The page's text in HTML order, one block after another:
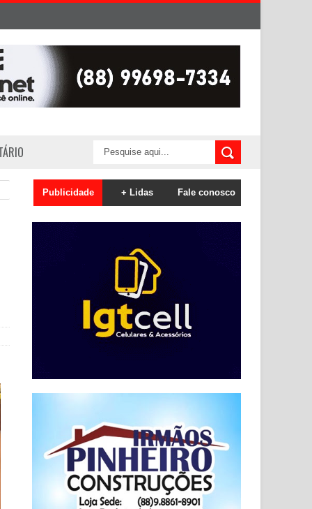
Publicidade + Lidas Fale conosco